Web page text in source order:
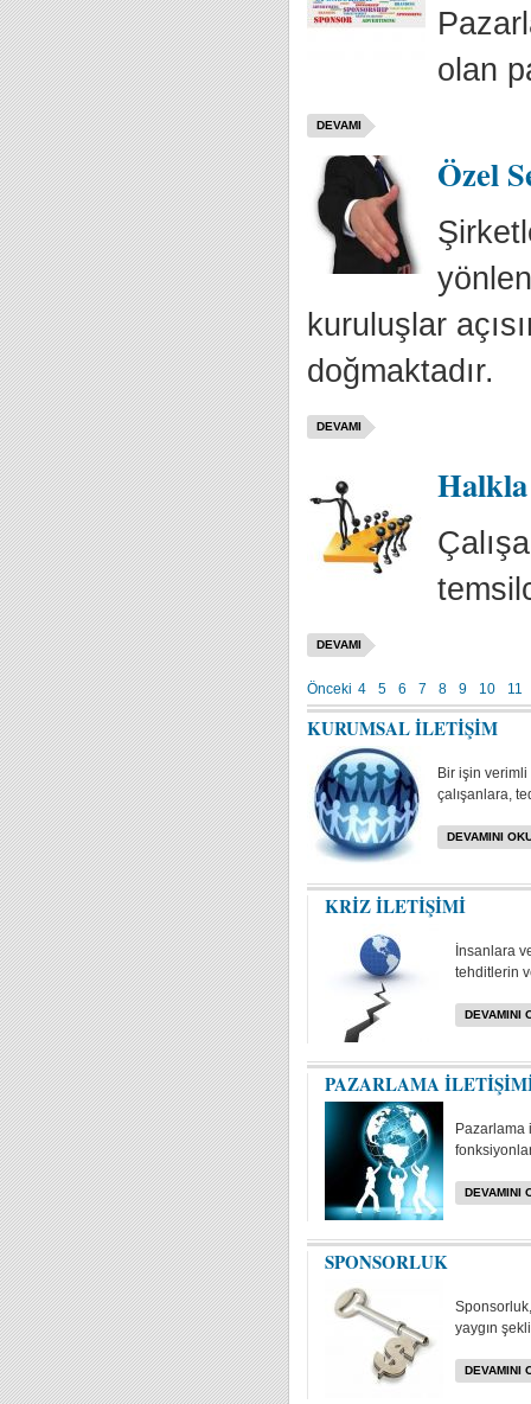
olan
DEVAMI
Özel
kuruluşlar
doğmaktadır.
DEVAMI
DEVAMI
Önceki 4 5 6 7 8 9 10 11
KURUMSAL İLETİŞİM
Bir işin
çalışanlara,
DEVAMINI
KRİZ İLETİŞİMİ
İnsanlara
tehditlerin
DEVAMINI
PAZARLAMA
Pazarlama
DEVAMINI
SPONSORLUK
yaygın
DEVAMINI